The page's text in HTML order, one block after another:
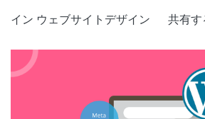
イン ウェブサイトデザイン 共有す